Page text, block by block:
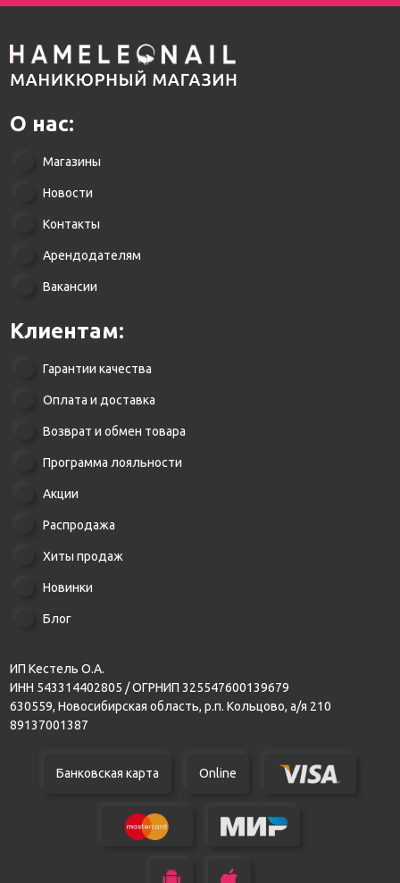
О нас:
Магазины
Новости
Контакты
Арендодателям
Вакансии
Клиентам:
Гарантии качества
Оплата и доставка
Возврат и обмен товара
Программа лояльности
Акции
Распродажа
Хиты продаж
Новинки
Блог
ИП Кестель О.А.
ИНН 543314402805 / ОГРНИП 325547600139679
630559, Новосибирская область, р.п. Кольцово, а/я 210
89137001387
Банковская карта Online